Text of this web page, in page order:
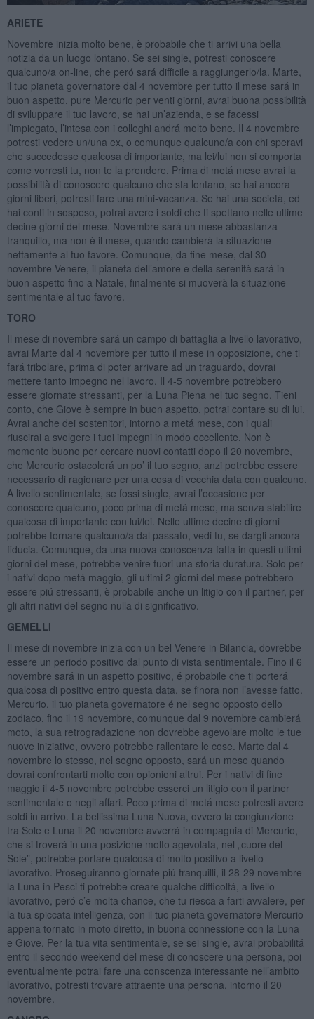
ARIETE
Novembre inizia molto bene, è probabile che ti arrivi una bella
notizia da un luogo lontano. Se sei single, potresti conoscere
qualcuno/a on-line, che peró sará difficile a raggiungerlo/la. Marte,
il tuo pianeta governatore dal 4 novembre per tutto il mese sará in
buon aspetto, pure Mercurio per venti giorni, avrai buona possibilità
di sviluppare il tuo lavoro, se hai un’azienda, e se facessi
l’impiegato, l’intesa con i colleghi andrá molto bene. Il 4 novembre
potresti vedere un/una ex, o comunque qualcuno/a con chi speravi
che succedesse qualcosa di importante, ma lei/lui non si comporta
come vorresti tu, non te la prendere. Prima di metá mese avrai la
possibilità di conoscere qualcuno che sta lontano, se hai ancora
giorni liberi, potresti fare una mini-vacanza. Se hai una società, ed
hai conti in sospeso, potrai avere i soldi che ti spettano nelle ultime
decine giorni del mese. Novembre sará un mese abbastanza
tranquillo, ma non è il mese, quando cambierà la situazione
nettamente al tuo favore. Comunque, da fine mese, dal 30
novembre Venere, il pianeta dell’amore e della serenità sará in
buon aspetto fino a Natale, finalmente si muoverà la situazione
sentimentale al tuo favore.
TORO
Il mese di novembre sará un campo di battaglia a livello lavorativo,
avrai Marte dal 4 novembre per tutto il mese in opposizione, che ti
fará tribolare, prima di poter arrivare ad un traguardo, dovrai
mettere tanto impegno nel lavoro. Il 4-5 novembre potrebbero
essere giornate stressanti, per la Luna Piena nel tuo segno. Tieni
conto, che Giove è sempre in buon aspetto, potrai contare su di lui.
Avrai anche dei sostenitori, intorno a metá mese, con i quali
riuscirai a svolgere i tuoi impegni in modo eccellente. Non è
momento buono per cercare nuovi contatti dopo il 20 novembre,
che Mercurio ostacolerá un po’ il tuo segno, anzi potrebbe essere
necessario di ragionare per una cosa di vecchia data con qualcuno.
A livello sentimentale, se fossi single, avrai l’occasione per
conoscere qualcuno, poco prima di metá mese, ma senza stabilire
qualcosa di importante con lui/lei. Nelle ultime decine di giorni
potrebbe tornare qualcuno/a dal passato, vedi tu, se dargli ancora
fiducia. Comunque, da una nuova conoscenza fatta in questi ultimi
giorni del mese, potrebbe venire fuori una storia duratura. Solo per
i nativi dopo metá maggio, gli ultimi 2 giorni del mese potrebbero
essere piú stressanti, è probabile anche un litigio con il partner, per
gli altri nativi del segno nulla di significativo.
GEMELLI
Il mese di novembre inizia con un bel Venere in Bilancia, dovrebbe
essere un periodo positivo dal punto di vista sentimentale. Fino il 6
novembre sará in un aspetto positivo, é probabile che ti porterá
qualcosa di positivo entro questa data, se finora non l’avesse fatto.
Mercurio, il tuo pianeta governatore é nel segno opposto dello
zodiaco, fino il 19 novembre, comunque dal 9 novembre cambierá
moto, la sua retrogradazione non dovrebbe agevolare molto le tue
nuove iniziative, ovvero potrebbe rallentare le cose. Marte dal 4
novembre lo stesso, nel segno opposto, sará un mese quando
dovrai confrontarti molto con opionioni altrui. Per i nativi di fine
maggio il 4-5 novembre potrebbe esserci un litigio con il partner
sentimentale o negli affari. Poco prima di metá mese potresti avere
soldi in arrivo. La bellissima Luna Nuova, ovvero la congiunzione
tra Sole e Luna il 20 novembre avverrá in compagnia di Mercurio,
che si troverá in una posizione molto agevolata, nel „cuore del
Sole”, potrebbe portare qualcosa di molto positivo a livello
lavorativo. Proseguiranno giornate piú tranquilli, il 28-29 novembre
la Luna in Pesci ti potrebbe creare qualche difficoltá, a livello
lavorativo, peró c’e molta chance, che tu riesca a farti avvalere, per
la tua spiccata intelligenza, con il tuo pianeta governatore Mercurio
appena tornato in moto diretto, in buona connessione con la Luna
e Giove. Per la tua vita sentimentale, se sei single, avrai probabilitá
entro il secondo weekend del mese di conoscere una persona, poi
eventualmente potrai fare una conscenza interessante nell’ambito
lavorativo, potresti trovare attraente una persona, intorno il 20
novembre.